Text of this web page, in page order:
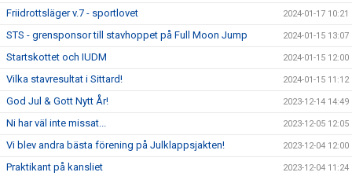
Friidrottsläger v.7 - sportlovet 2024-01-17 10:21
STS - grensponsor till stavhoppet på Full Moon Jump 2024-01-15 13:07
Startskottet och IUDM 2024-01-15 12:00
Vilka stavresultat i Sittard! 2024-01-15 11:12
God Jul & Gott Nytt År! 2023-12-14 14:49
Ni har väl inte missat... 2023-12-05 12:05
Vi blev andra bästa förening på Julklappsjakten! 2023-12-04 12:00
Praktikant på kansliet 2023-12-04 11:24